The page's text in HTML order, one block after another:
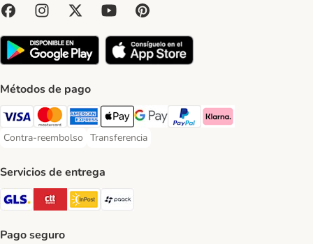
Métodos de pago
Visa Payment Method
Mastercard Payment Method
American Express Payment Method
Apple Pay Payment Method
Google Pay Payment Method
PayPal Payment Method
Klarna Payment Method
Contra-reembolso
Contra-reembolso Payment Method
Transferencia
Transferencia Payment Method
Servicios de entrega
GLS Shipping Method
CTTExpress Shipping Method
InPost Shipping Method
Pago seguro